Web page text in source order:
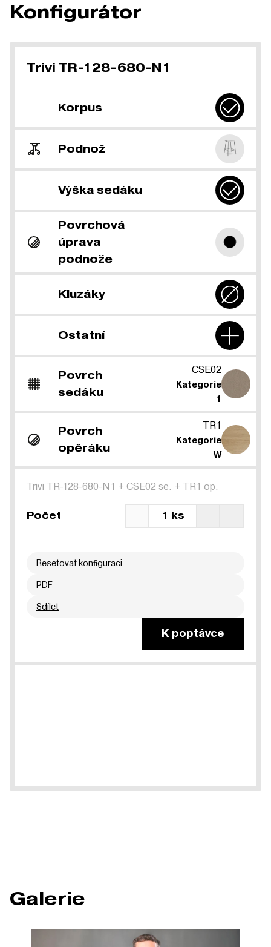
Konfigurátor
Trivi TR-128-680-N1
Korpus
Podnož
Výška sedáku
Povrchová
úprava
podnože
Kluzáky
Ostatní
Povrch
sedáku
CSE02
Kategorie
1
Povrch
opěráku
TR1
Kategorie
W
Trivi TR-128-680-N1 + CSE02 se. + TR1 op.
Počet 1 ks
Resetovat konfiguraci
PDF
Sdílet
K poptávce
Galerie